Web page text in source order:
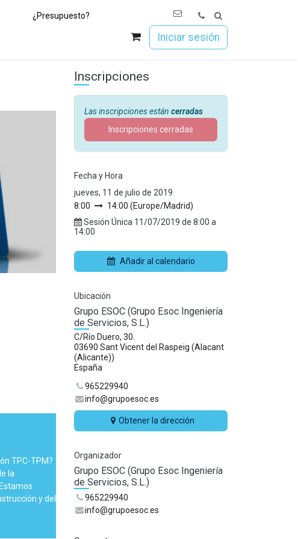
¿Presupuesto?
Iniciar sesión
TPC-TPM?
la
y del
Inscripciones
Las inscripciones están cerradas
Inscripciones cerradas
Fecha y Hora
jueves, 11 de julio de 2019
8:00
14:00 (Europe/Madrid)
Sesión Única 11/07/2019 de 8:00 a
14:00
Añadir al calendario
Ubicación
Grupo ESOC (Grupo Esoc Ingeniería
de Servicios, S.L.)
C/Río Duero, 30.
03690 Sant Vicent del Raspeig (Alacant
(Alicante))
España
965229940
info@grupoesoc.es
Obtener la dirección
Organizador
Grupo ESOC (Grupo Esoc Ingeniería
de Servicios, S.L.)
965229940
info@grupoesoc.es